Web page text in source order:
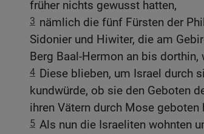
früher nichts gewusst hatten,
3 nämlich die fünf Fürsten der
Sidonier und Hiwiter, die am
Berg Baal-Hermon an bis
4 Diese blieben, um Israel durch
kundwürde, ob sie den Geboten
ihren Vätern durch Mose geboten
5 Als nun die Israeliten wohnten